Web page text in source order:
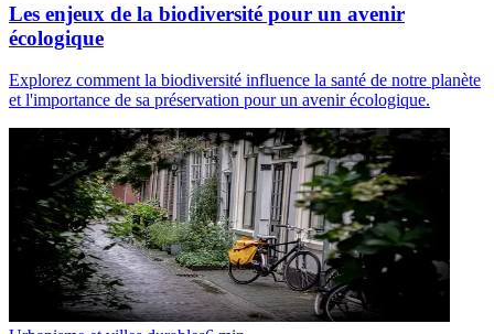
Les enjeux de la biodiversité pour un avenir
écologique
Explorez comment la biodiversité influence la santé de notre planète
et l'importance de sa préservation pour un avenir écologique.